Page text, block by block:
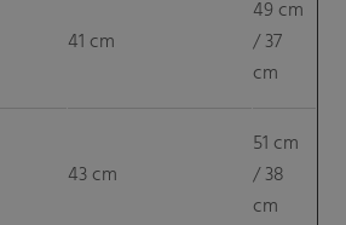
41 cm
49 cm
/ 37
cm
43 cm
51 cm
/ 38
cm